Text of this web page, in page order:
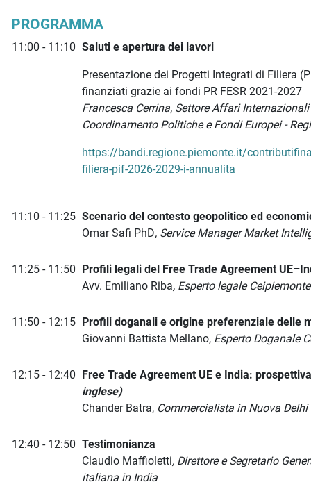
PROGRAMMA
11:00 - 11:10 Saluti e apertura dei lavori
Presentazione dei Progetti Integrati di Filiera
finanziati grazie ai fondi PR FESR 2021-2027
Francesca Cerrina, Settore Affari
Coordinamento Politiche e Fondi Europei -
https://bandi.regione.piemonte.it/
filiera-pif-2026-2029-i-annualita
11:10 - 11:25 Scenario del contesto geopolitico ed
Omar Safi PhD, Service Manager Market
11:25 - 11:50 Profili legali del Free Trade Agreement
Avv. Emiliano Riba, Esperto legale Ceipiemonte
11:50 - 12:15 Profili doganali e origine preferenziale delle
Giovanni Battista Mellano, Esperto Doganale
12:15 - 12:40 Free Trade Agreement UE e India:
inglese)
Chander Batra, Commercialista in Nuova Delhi
12:40 - 12:50 Testimonianza
Claudio Maffioletti, Direttore e Segretario
italiana in India